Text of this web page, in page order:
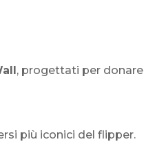
, progettati per donare
più iconici del flipper.